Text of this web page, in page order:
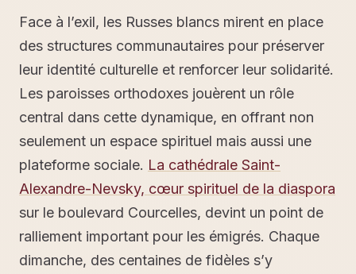
Face à l’exil, les Russes blancs mirent en place
des structures communautaires pour préserver
leur identité culturelle et renforcer leur solidarité.
Les paroisses orthodoxes jouèrent un rôle
central dans cette dynamique, en offrant non
seulement un espace spirituel mais aussi une
plateforme sociale. La cathédrale Saint-
Alexandre-Nevsky, cœur spirituel de la diaspora
sur le boulevard Courcelles, devint un point de
ralliement important pour les émigrés. Chaque
dimanche, des centaines de fidèles s’y